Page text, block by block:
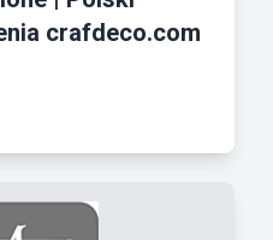
crafdeco.com